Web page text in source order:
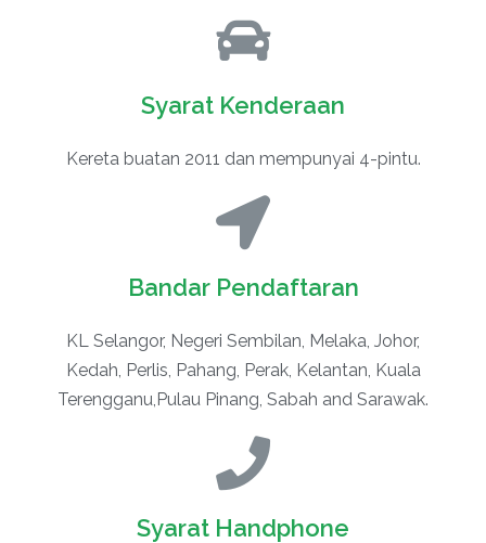
Syarat Kenderaan
Kereta buatan 2011 dan mempunyai 4-pintu.
Bandar Pendaftaran
KL Selangor, Negeri Sembilan, Melaka, Johor,
Kedah, Perlis, Pahang, Perak, Kelantan, Kuala
Terengganu,Pulau Pinang, Sabah and Sarawak.
Syarat Handphone